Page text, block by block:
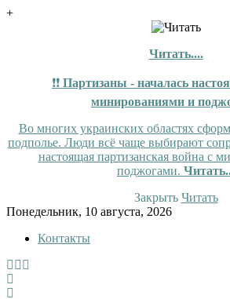
+
Читать....
❗❗ Партизаны - началась
минированиями и
Во многих украинских областях
подполье. Люди всё чаще выбирают
настоящая партизанская война с
поджогами.
Закрыть Читать
Skip
content
Понедельник, 10 августа, 2026
Контакты
InfoRuss
InfoRuss — Новости